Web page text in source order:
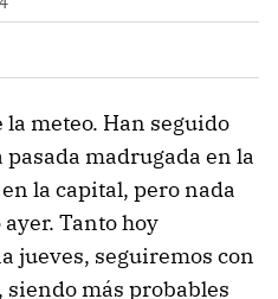
meteo. Han seguido
madrugada en la
la capital, pero nada
Tanto hoy
jueves, seguiremos con
más probables